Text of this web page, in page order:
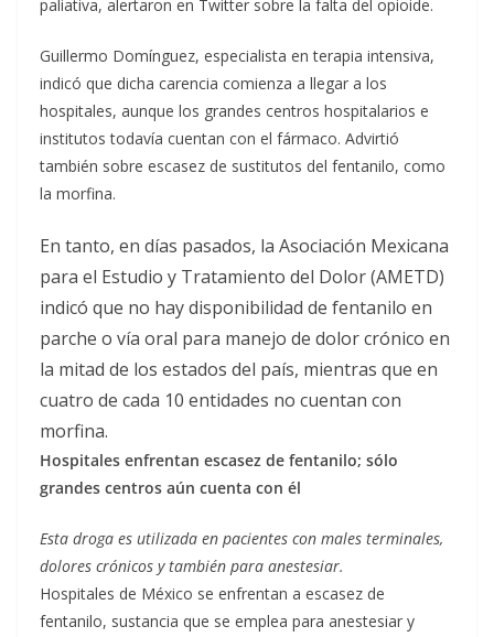
paliativa, alertaron en Twitter sobre la falta del opioide.
Guillermo Domínguez, especialista en terapia intensiva,
indicó que dicha carencia comienza a llegar a los
hospitales, aunque los grandes centros hospitalarios e
institutos todavía cuentan con el fármaco. Advirtió
también sobre escasez de sustitutos del fentanilo, como
la morfina.
En tanto, en días pasados, la Asociación Mexicana
para el Estudio y Tratamiento del Dolor (AMETD)
indicó que no hay disponibilidad de fentanilo en
parche o vía oral para manejo de dolor crónico en
la mitad de los estados del país, mientras que en
cuatro de cada 10 entidades no cuentan con
morfina.
Hospitales enfrentan escasez de fentanilo; sólo
grandes centros aún cuenta con él
Esta droga es utilizada en pacientes con males terminales,
dolores crónicos y también para anestesiar.
Hospitales de México se enfrentan a escasez de
fentanilo, sustancia que se emplea para anestesiar y